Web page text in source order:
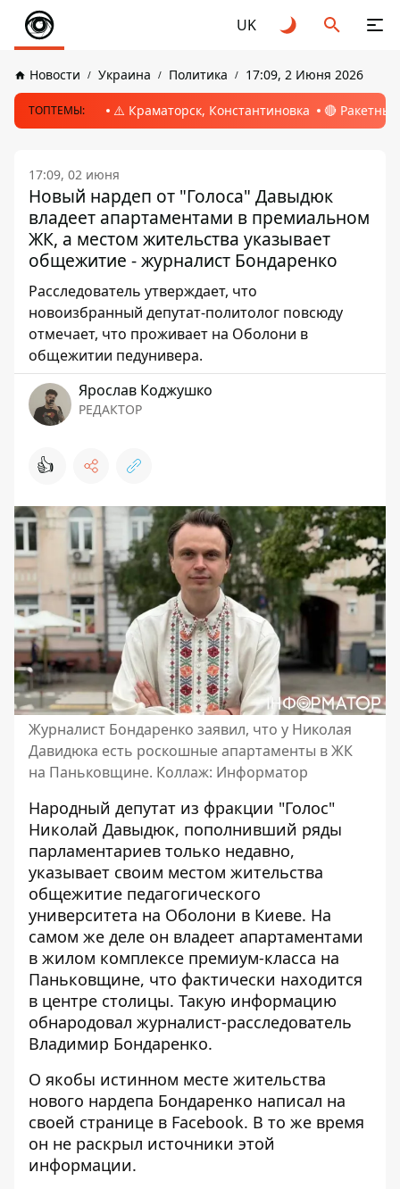
UK
Новости Украина Политика 17:09, 2 Июня 2026
ТОПТЕМЫ: ⚠️ Краматорск, Константиновка 🔴
17:09, 02 июня
Новый нардеп от "Голоса" Давыдюк
владеет апартаментами в премиальном
ЖК, а местом жительства указывает
общежитие - журналист Бондаренко
Расследователь утверждает, что
новоизбранный депутат-политолог повсюду
отмечает, что проживает на Оболони в
общежитии педунивера.
Ярослав Коджушко
РЕДАКТОР
👍
Журналист Бондаренко заявил, что у Николая
Давидюка есть роскошные апартаменты в ЖК
на Паньковщине. Коллаж: Информатор
Народный депутат из фракции "Голос"
Николай Давыдюк, пополнивший ряды
парламентариев только недавно,
указывает своим местом жительства
общежитие педагогического
университета на Оболони в Киеве. На
самом же деле он владеет апартаментами
в жилом комплексе премиум-класса на
Паньковщине, что фактически находится
в центре столицы. Такую информацию
обнародовал журналист-расследователь
Владимир Бондаренко.
О якобы истинном месте жительства
нового нардепа Бондаренко написал на
своей странице в Facebook. В то же время
он не раскрыл источники этой
информации.